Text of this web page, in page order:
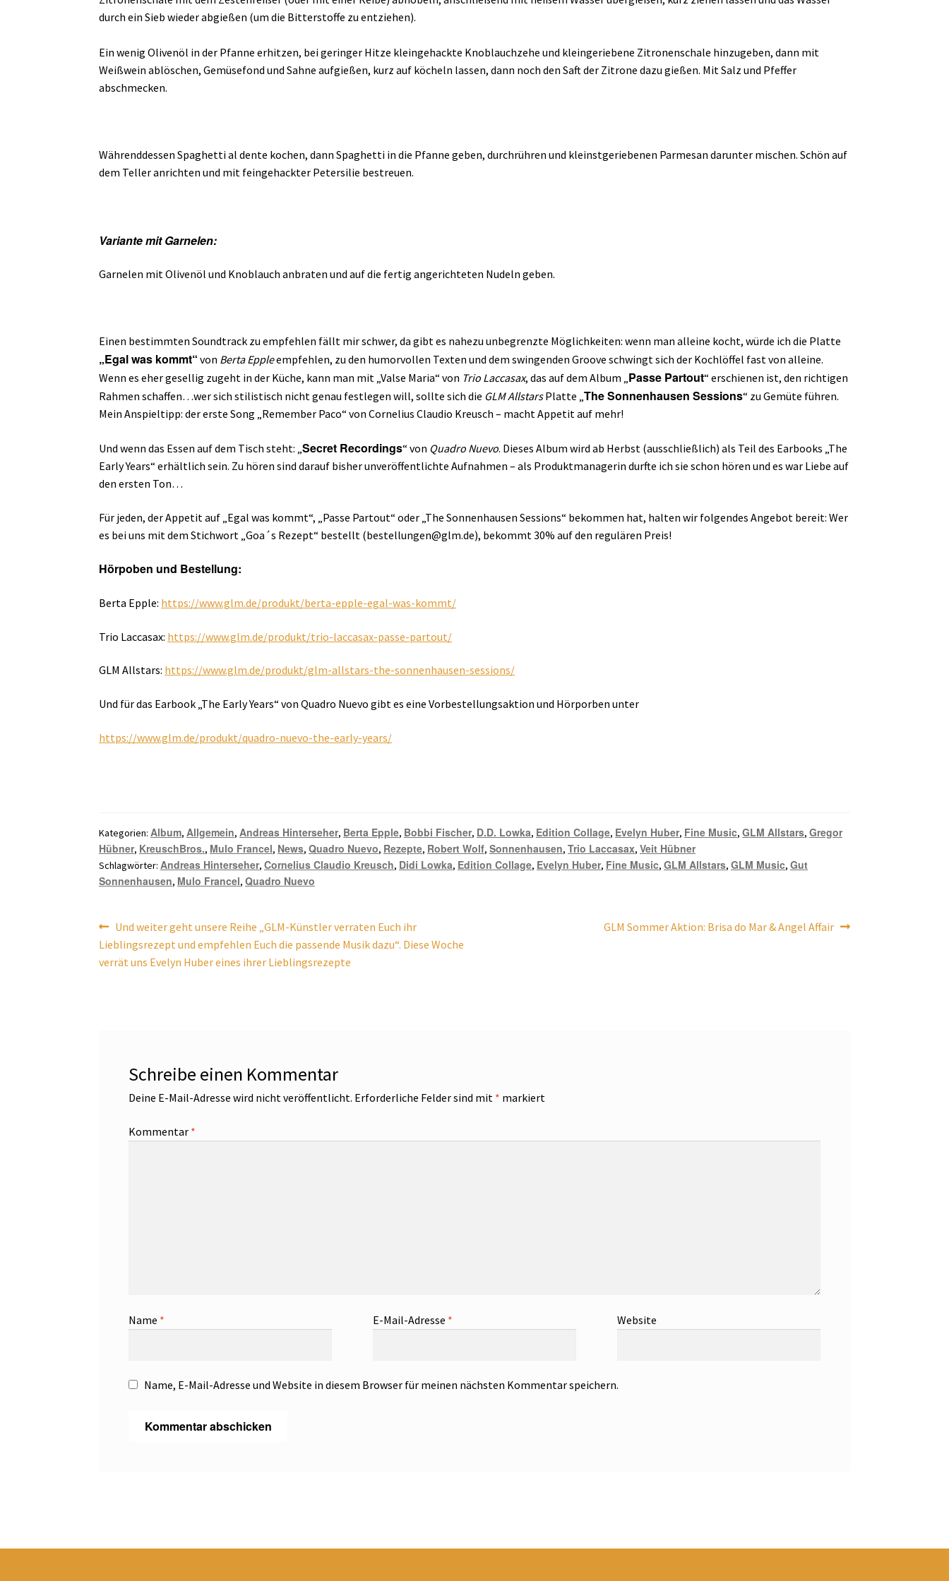
durch ein Sieb wieder abgießen (um die Bitterstoffe zu entziehen).
Ein wenig Olivenöl in der Pfanne erhitzen, bei geringer Hitze kleingehackte Knoblauchzehe und kleingeriebene Zitronenschale hinzugeben, dann mit
Weißwein ablöschen, Gemüsefond und Sahne aufgießen, kurz auf köcheln lassen, dann noch den Saft der Zitrone dazu gießen. Mit Salz und Pfeffer
abschmecken.
Währenddessen Spaghetti al dente kochen, dann Spaghetti in die Pfanne geben, durchrühren und kleinstgeriebenen Parmesan darunter mischen. Schön auf
dem Teller anrichten und mit feingehackter Petersilie bestreuen.
Variante mit Garnelen:
Garnelen mit Olivenöl und Knoblauch anbraten und auf die fertig angerichteten Nudeln geben.
Einen bestimmten Soundtrack zu empfehlen fällt mir schwer, da gibt es nahezu unbegrenzte Möglichkeiten: wenn man alleine kocht, würde ich die Platte
„Egal was kommt“ von Berta Eppleempfehlen, zu den humorvollen Texten und dem swingenden Groove schwingt sich der Kochlöffel fast von alleine.
Wenn es eher gesellig zugeht in der Küche, kann man mit „Valse Maria“ von Trio Laccasax, das auf dem Album „Passe Partout“ erschienen ist, den richtigen
Rahmen schaffen…wer sich stilistisch nicht genau festlegen will, sollte sich die GLM AllstarsPlatte „The Sonnenhausen Sessions“ zu Gemüte führen.
Mein Anspieltipp: der erste Song „Remember Paco“ von Cornelius Claudio Kreusch – macht Appetit auf mehr!
Und wenn das Essen auf dem Tisch steht: „Secret Recordings“ von Quadro Nuevo. Dieses Album wird ab Herbst (ausschließlich) als Teil des Earbooks „The
Early Years“ erhältlich sein. Zu hören sind darauf bisher unveröffentlichte Aufnahmen – als Produktmanagerin durfte ich sie schon hören und es war Liebe auf
den ersten Ton…
Für jeden, der Appetit auf „Egal was kommt“, „Passe Partout“ oder „The Sonnenhausen Sessions“ bekommen hat, halten wir folgendes Angebot bereit: Wer
es bei uns mit dem Stichwort „Goa´s Rezept“ bestellt (bestellungen@glm.de), bekommt 30% auf den regulären Preis!
Hörpoben und Bestellung:
Berta Epple: https://www.glm.de/produkt/berta-epple-egal-was-kommt/
Trio Laccasax: https://www.glm.de/produkt/trio-laccasax-passe-partout/
GLM Allstars: https://www.glm.de/produkt/glm-allstars-the-sonnenhausen-sessions/
Und für das Earbook „The Early Years“ von Quadro Nuevo gibt es eine Vorbestellungsaktion und Hörporben unter
https://www.glm.de/produkt/quadro-nuevo-the-early-years/
Kategorien: Album, Allgemein, Andreas Hinterseher, Berta Epple, Bobbi Fischer, D.D. Lowka, Edition Collage, Evelyn Huber, Fine Music,GLM Allstars,Gregor
Hübner, KreuschBros., Mulo Francel, News,Quadro Nuevo, Rezepte, Robert Wolf,Sonnenhausen,Trio Laccasax,Veit Hübner
Schlagwörter: Andreas Hinterseher,Cornelius Claudio Kreusch, Didi Lowka, Edition Collage, Evelyn Huber, Fine Music,GLM Allstars,GLM Music,Gut
Sonnenhausen, Mulo Francel,Quadro Nuevo
Beitragsnavigation
Vorheriger
Beitrag:
Und weiter geht unsere Reihe „GLM-Künstler verraten Euch ihr
Lieblingsrezept und empfehlen Euch die passende Musik dazu“. Diese Woche
verrät uns Evelyn Huber eines ihrer Lieblingsrezepte
Nächster
GLM Sommer Aktion: Brisa do Mar & Angel Affair
Schreibe einen Kommentar
Deine E-Mail-Adresse wird nicht veröffentlicht. Erforderliche Felder sind mit * markiert
Kommentar *
Name * E-Mail-Adresse * Website
Name, E-Mail-Adresse und Website in diesem Browser für meinen nächsten Kommentar speichern.